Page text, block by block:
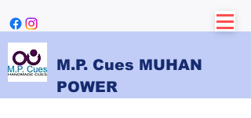
M.P. Cues MUHAN
POWER